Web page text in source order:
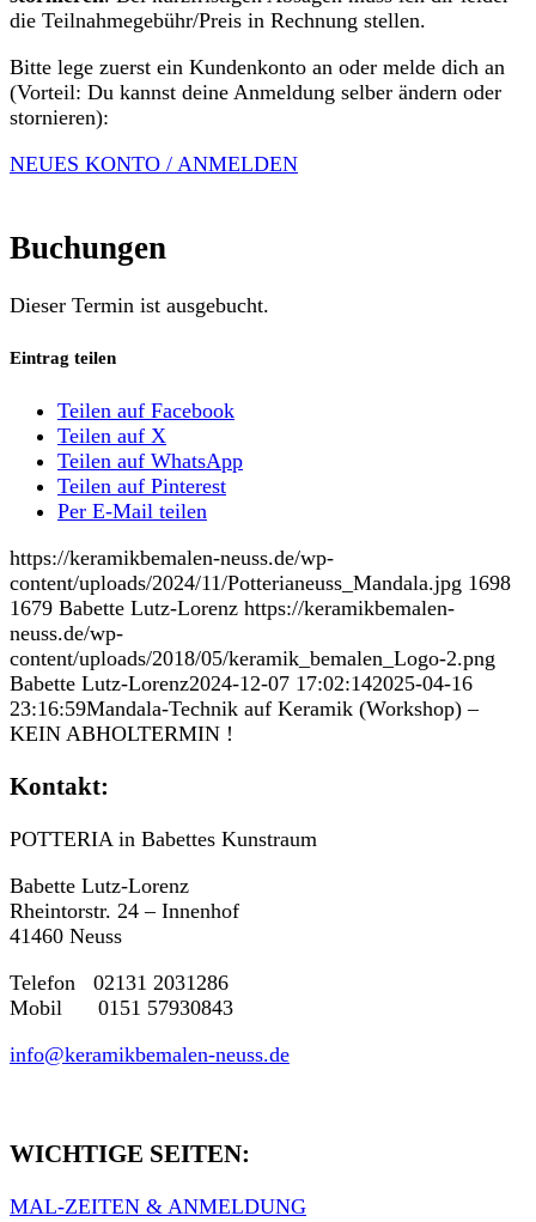
die Teilnahmegebühr/Preis in Rechnung stellen.
Bitte lege zuerst ein Kundenkonto an oder melde dich an
(Vorteil: Du kannst deine Anmeldung selber ändern oder
stornieren):
NEUES KONTO / ANMELDEN
Buchungen
Dieser Termin ist ausgebucht.
Eintrag teilen
Teilen auf Facebook
Teilen auf X
Teilen auf WhatsApp
Teilen auf Pinterest
Per E-Mail teilen
https://keramikbemalen-neuss.de/wp-
content/uploads/2024/11/Potterianeuss_Mandala.jpg 1698
1679 Babette Lutz-Lorenz https://keramikbemalen-
neuss.de/wp-
content/uploads/2018/05/keramik_bemalen_Logo-2.png
Babette Lutz-Lorenz2024-12-07 17:02:142025-04-16
23:16:59Mandala-Technik auf Keramik (Workshop) –
KEIN ABHOLTERMIN !
Kontakt:
POTTERIA in Babettes Kunstraum
Babette Lutz-Lorenz
Rheintorstr. 24 – Innenhof
41460 Neuss
Telefon 02131 2031286
Mobil 0151 57930843
info@keramikbemalen-neuss.de
WICHTIGE SEITEN:
MAL-ZEITEN & ANMELDUNG